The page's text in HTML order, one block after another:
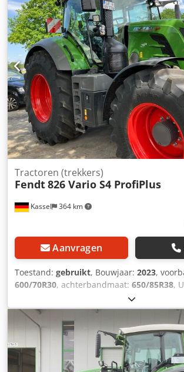
Kassel 364 km
Tractoren (trekkers)
Fendt826 Vario S4 ProfiPlus
Aanvragen
Toestand: gebruikt, Bouwjaar: 2023,
600/70R30, achterbandmaat: 650/85R38,
, Vario-terminal 10,4 inch /
Acysck